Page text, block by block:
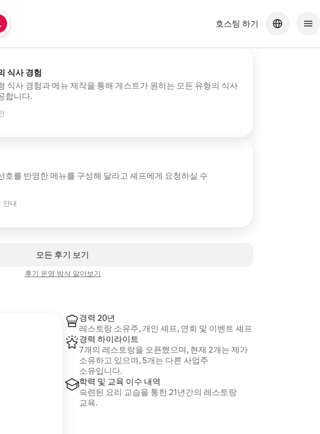
호스팅 하기
식사 경험
식사 경험과 메뉴 제작을 통해 게스트가 원하는 모든 유형의 식사
합니다.
호를 반영한 메뉴를 구성해 달라고 셰프에게 요청하실 수
안내
모든 후기 보기
후기 운영 방식 알아보기
경력 20년
레스토랑 소유주, 개인 셰프, 연회 및 이벤트 셰프
경력 하이라이트
7개의 레스토랑을 오픈했으며, 현재 2개는 제가
소유하고 있으며, 5개는 다른 사업주
소유입니다.
학력 및 교육 이수 내역
숙련된 요리 교습을 통한 21년간의 레스토랑
교육.